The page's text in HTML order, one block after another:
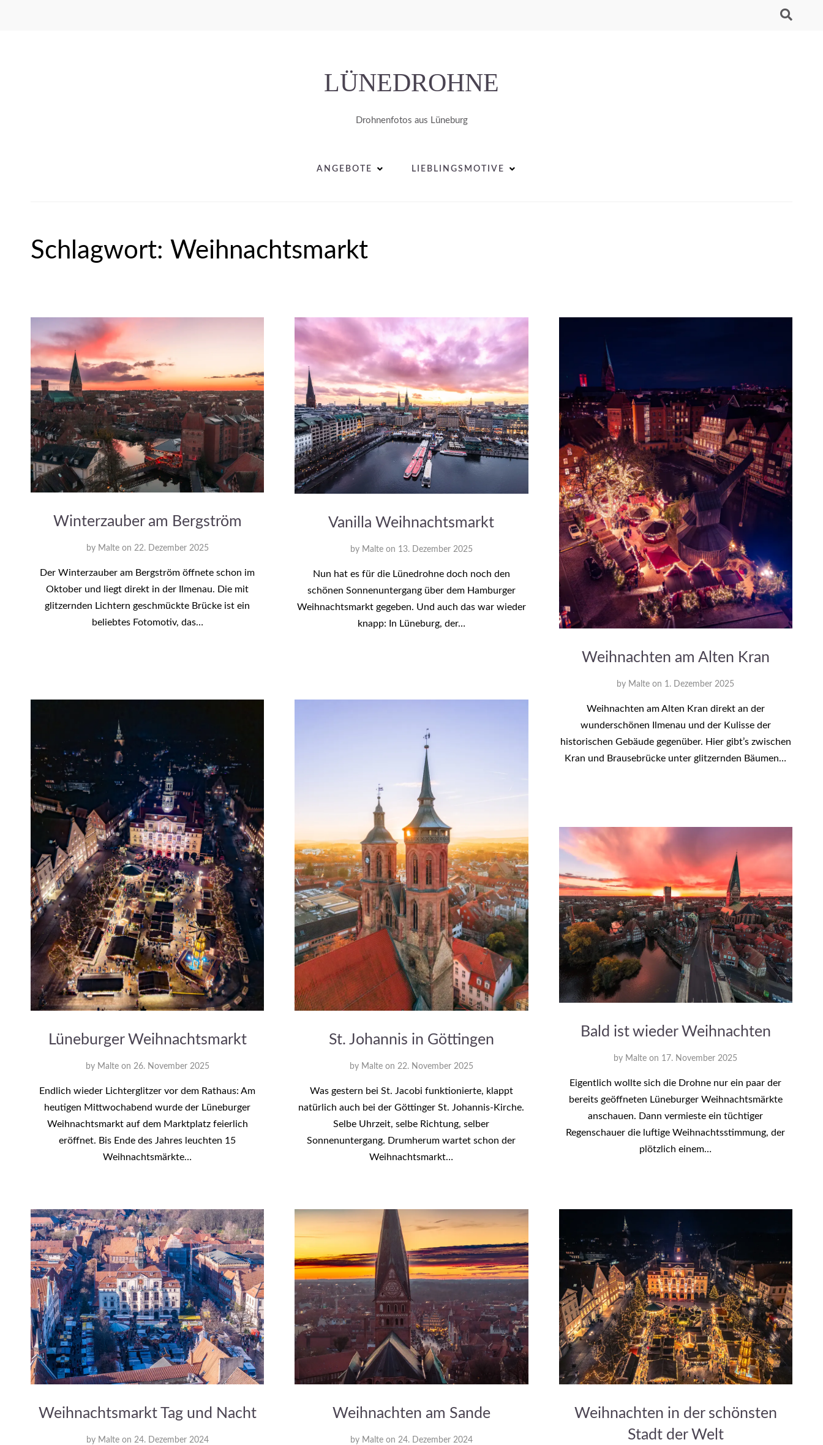
LÜNEDROHNE
Drohnenfotos aus Lüneburg
ANGEBOTE LIEBLINGSMOTIVE
Schlagwort: Weihnachtsmarkt
Winterzauber am Bergström
by Malte on 22. Dezember 2025
Der Winterzauber am Bergström öffnete schon im
Oktober und liegt direkt in der Ilmenau. Die mit
glitzernden Lichtern geschmückte Brücke ist ein
beliebtes Fotomotiv, das…
Vanilla Weihnachtsmarkt
by Malte on 13. Dezember 2025
Nun hat es für die Lünedrohne doch noch den
schönen Sonnenuntergang über dem Hamburger
Weihnachtsmarkt gegeben. Und auch das war wieder
knapp: In Lüneburg, der…
Weihnachten am Alten Kran
by Malte on 1. Dezember 2025
Weihnachten am Alten Kran direkt an der
wunderschönen Ilmenau und der Kulisse der
historischen Gebäude gegenüber. Hier gibt’s zwischen
Kran und Brausebrücke unter glitzernden Bäumen…
Lüneburger Weihnachtsmarkt
by Malte on 26. November 2025
Endlich wieder Lichterglitzer vor dem Rathaus: Am
heutigen Mittwochabend wurde der Lüneburger
Weihnachtsmarkt auf dem Marktplatz feierlich
eröffnet. Bis Ende des Jahres leuchten 15
Weihnachtsmärkte…
St. Johannis in Göttingen
by Malte on 22. November 2025
Was gestern bei St. Jacobi funktionierte, klappt
natürlich auch bei der Göttinger St. Johannis-Kirche.
Selbe Uhrzeit, selbe Richtung, selber
Sonnenuntergang. Drumherum wartet schon der
Weihnachtsmarkt…
Bald ist wieder Weihnachten
by Malte on 17. November 2025
Eigentlich wollte sich die Drohne nur ein paar der
bereits geöffneten Lüneburger Weihnachtsmärkte
anschauen. Dann vermieste ein tüchtiger
Regenschauer die luftige Weihnachtsstimmung, der
plötzlich einem…
Weihnachtsmarkt Tag und Nacht
by Malte on 24. Dezember 2024
Weihnachten am Sande
by Malte on 24. Dezember 2024
Weihnachten in der schönsten
Stadt der Welt